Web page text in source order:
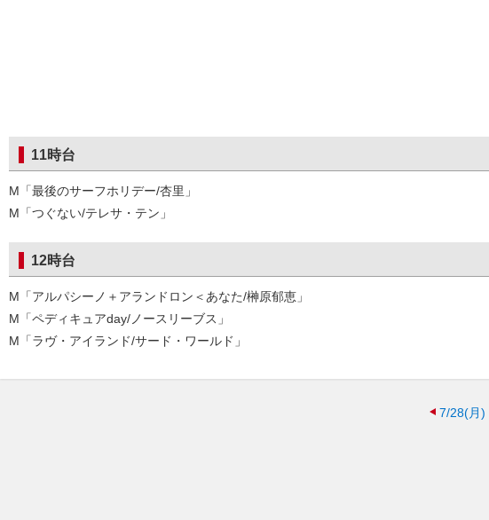
11時台
M「最後のサーフホリデー/杏里」
M「つぐない/テレサ・テン」
12時台
M「アルパシーノ＋アランドロン＜あなた/榊原郁恵」
M「ペディキュアday/ノースリーブス」
M「ラヴ・アイランド/サード・ワールド」
7/28(月)